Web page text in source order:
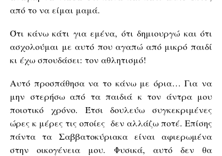
από το να είμαι μαμά.
Ότι κάνω κάτι για εμένα, ότι δημιουργώ και ότι
ασχολούμαι με αυτό που αγαπώ από μικρό παιδί
κι έχω σπουδάσει: τον αθλητισμό!
Αυτό προσπάθησα να το κάνω με όρια… Για να
μην στερήσω από τα παιδιά κ τον άντρα μου
ποιοτικό χρόνο. Έτσι δουλεύω συγκεκριμένες
ώρες κ μέρες τις οποίες δεν αλλάζω ποτέ. Επίσης
πάντα τα Σαββατοκύριακα είναι αφιερωμένα
στην οικογένεια μου. Φυσικά, αυτό δεν θα